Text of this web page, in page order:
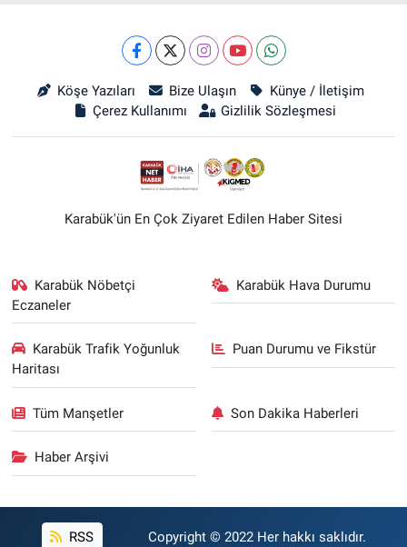
Köşe Yazıları Bize Ulaşın
Künye / İletişim
Çerez Kullanımı
Gizlilik Sözleşmesi
Karabük'ün En Çok Ziyaret Edilen Haber Sitesi
Karabük Nöbetçi
Eczaneler
Karabük Hava Durumu
Karabük Trafik Yoğunluk
Haritası
Puan Durumu ve Fikstür
Tüm Manşetler Son Dakika Haberleri
Haber Arşivi
RSS Copyright © 2022 Her hakkı saklıdır.